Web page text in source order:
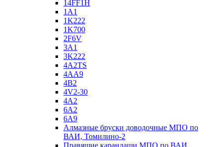
14FF1H
1A1
1K222
1K700
2F6V
3A1
3K222
4A2TS
4AA9
4B2
4V2-30
4А2
6A2
6A9
Алмазные бруски доводочные МПО по
ВАИ, Томилино-2